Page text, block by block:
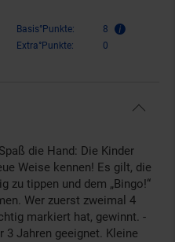
Basis°Punkte:
8
Extra°Punkte:
0
die Hand: Die Kinder
Weise kennen! Es gilt, die
zu tippen und dem „Bingo!“
Wer zuerst zweimal 4
markiert hat, gewinnt. -
3 Jahren geeignet. Kleine